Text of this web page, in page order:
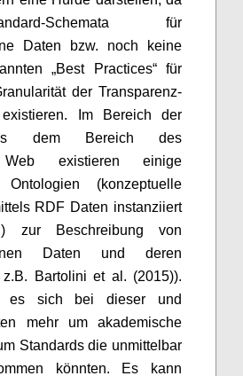
Schemata für
Daten bzw. noch keine
„Best Practices“ für
der Transparenz-
existieren. Im Bereich der
dem Bereich des
Web existieren einige
(konzeptuelle
RDF Daten instanziiert
zur Beschreibung von
Daten und deren
Bartolini et al. (2015)).
es sich bei dieser und
mehr um akademische
Standards die unmittelbar
könnten. Es kann